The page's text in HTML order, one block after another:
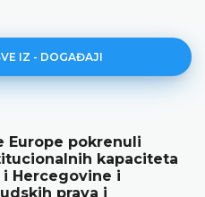
IZ - DOGAĐAJI
Europe pokrenuli
kapaciteta
i Hercegovine i
prava i